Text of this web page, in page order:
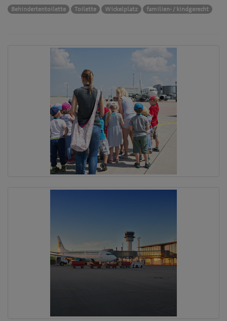
Behindertentoilette Toilette Wickelplatz familien- / kindgerecht